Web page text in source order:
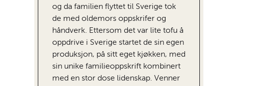
og da familien flyttet til Sverige tok
de med oldemors oppskrifer og
håndverk. Ettersom det var lite tofu å
oppdrive i Sverige startet de sin egen
produksjon, på sitt eget kjøkken, med
sin unike familieoppskrift kombinert
med en stor dose lidenskap. Venner